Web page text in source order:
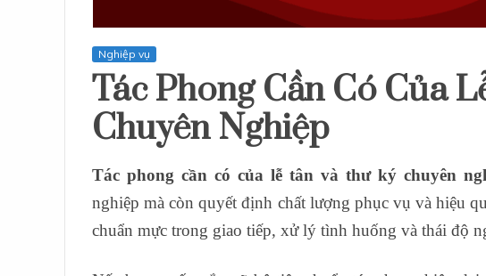
Nghiệp vụ
Tác Phong Cần Có Của
Chuyên Nghiệp
Tác phong cần có của lễ tân và thư ký chuyên
nghiệp mà còn quyết định chất lượng phục vụ và hiệu
chuẩn mực trong giao tiếp, xử lý tình huống và thái độ